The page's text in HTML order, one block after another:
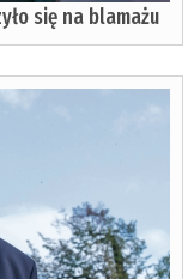
się na blamażu